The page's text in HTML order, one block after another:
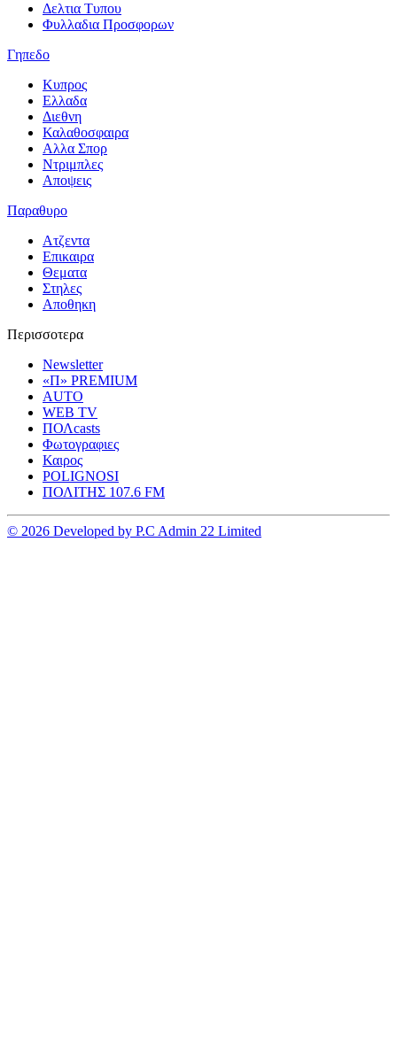
Δελτια Τυπου
Φυλλαδια Προσφορων
Γηπεδο
Κυπρος
Ελλαδα
Διεθνη
Καλαθοσφαιρα
Αλλα Σπορ
Ντριμπλες
Αποψεις
Παραθυρο
Ατζεντα
Επικαιρα
Θεματα
Στηλες
Αποθηκη
Περισσοτερα
Newsletter
«Π» PREMIUM
AUTO
WEB TV
ΠΟΛcasts
Φωτογραφιες
Καιρος
POLIGNOSI
ΠΟΛΙΤΗΣ 107.6 FM
© 2026 Developed by P.C Admin 22 Limited